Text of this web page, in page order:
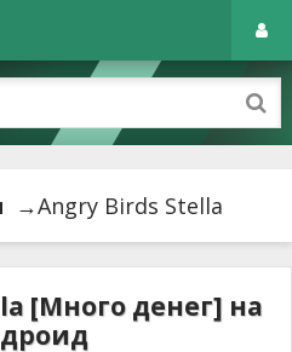
→Angry Birds Stella
[Много денег] на